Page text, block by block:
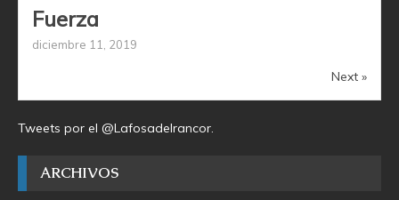
Fuerza
diciembre 11, 2019
Next »
Tweets por el @Lafosadelrancor.
ARCHIVOS